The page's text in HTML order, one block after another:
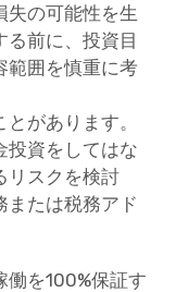
失の可能性を生
る前に、投資目
範囲を慎重に考
があります。
投資をしてはな
リスクを検討
または税務アド
働を100%保証す